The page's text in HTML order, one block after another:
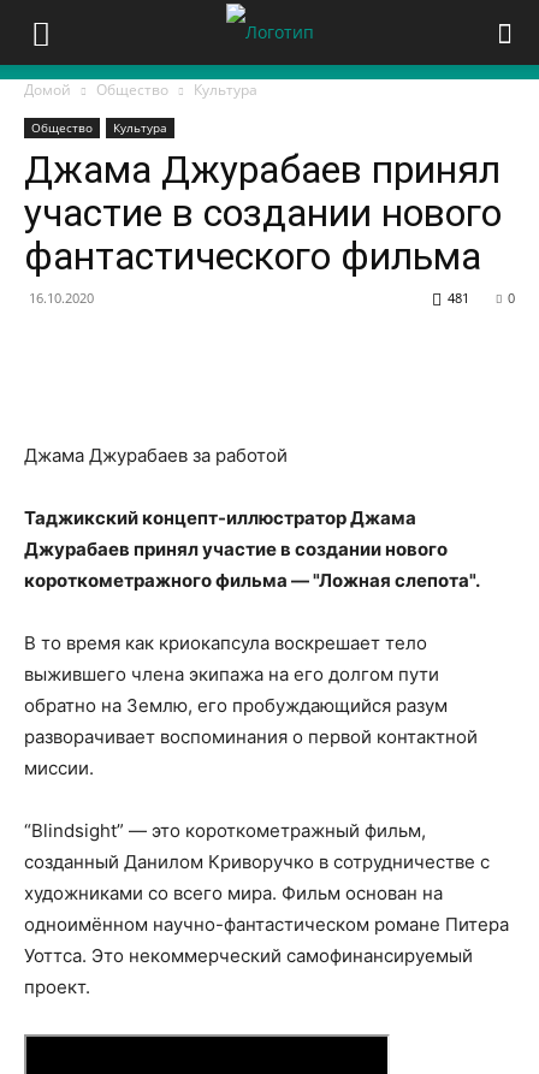
Домой Общество Культура
Общество Культура
Джама Джурабаев принял
участие в создании нового
фантастического фильма
16.10.2020 0
481
Джама Джурабаев за работой
Таджикский концепт-иллюстратор Джама
Джурабаев принял участие в создании нового
короткометражного фильма —"Ложная слепота".
В то время как криокапсула воскрешает тело
выжившего члена экипажа на его долгом пути
обратно на Землю, его пробуждающийся разум
разворачивает воспоминания о первой контактной
миссии.
“Blindsight” — это короткометражный фильм,
созданный Данилом Криворучко в сотрудничестве с
художниками со всего мира. Фильм основан на
одноимённом научно-фантастическом романе Питера
Уоттса. Это некоммерческий самофинансируемый
проект.